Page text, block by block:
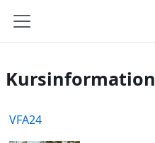
Website-Übersicht
Kursinformation
VFA24